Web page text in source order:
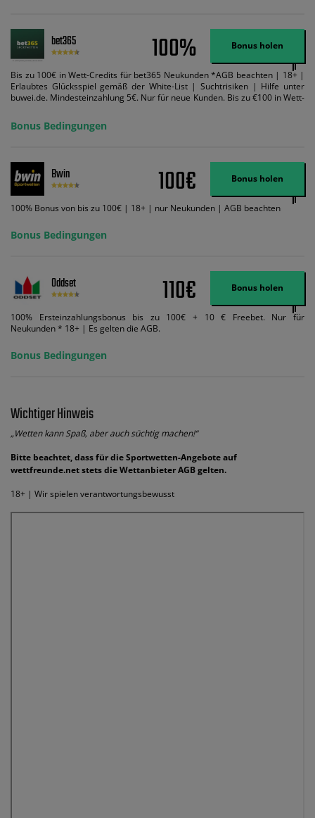
bet365 100% Bonus holen
Bis zu 100€ in Wett-Credits für bet365 Neukunden *AGB beachten | 18+ |
Erlaubtes Glücksspiel gemäß der White-List | Suchtrisiken | Hilfe unter
buwei.de. Mindesteinzahlung 5€. Nur für neue Kunden. Bis zu €100 in Wett-
ein und wir geben Ihnen die entsprechende qualifizierende Einzahlung in
Wett-Credits, wenn Sie qualifizierende Wetten im gleichen Wert platzieren
Wett-Credits aus. Es gelten die AGB, Zeitlimits und Ausnahmen. Der Bonus-
Code VIPANGEBOT kann während der Anmeldung benutzt werden, jedoch
ändert dies den Angebotsbetrag in keinster Weise.
Bonus Bedingungen
Bwin 100€ Bonus holen
100% Bonus von bis zu 100€ | 18+ | nur Neukunden | AGB beachten
Bonus Bedingungen
Oddset 110€ Bonus holen
100% Ersteinzahlungsbonus bis zu 100€ + 10 € Freebet. Nur für
Neukunden * 18+ | Es gelten die AGB.
Bonus Bedingungen
Wichtiger Hinweis
„Wetten kann Spaß, aber auch süchtig machen!“
Bitte beachtet, dass für die Sportwetten-Angebote auf
wettfreunde.net stets die Wettanbieter AGB gelten.
18+ | Wir spielen verantwortungsbewusst